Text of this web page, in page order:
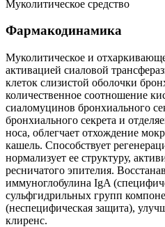
Муколитическое средство
Фармакодинамика
Муколитическое и
активацией сиаловой
клеток слизистой оболочки
количественное соотношение
сиаломуцинов бронхиального
бронхиального секрета и
носа, облегчает отхождение
кашель. Способствует
нормализует ее структуру,
ресничатого эпителия.
иммуноглобулина IgA
сульфгидрильных групп
(неспецифическая защита),
клиренс.